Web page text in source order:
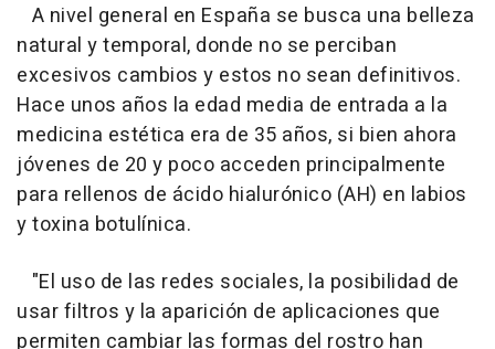
A nivel general en España se busca una belleza
natural y temporal, donde no se perciban
excesivos cambios y estos no sean definitivos.
Hace unos años la edad media de entrada a la
medicina estética era de 35 años, si bien ahora
jóvenes de 20 y poco acceden principalmente
para rellenos de ácido hialurónico (AH) en labios
y toxina botulínica.
"El uso de las redes sociales, la posibilidad de
usar filtros y la aparición de aplicaciones que
permiten cambiar las formas del rostro han